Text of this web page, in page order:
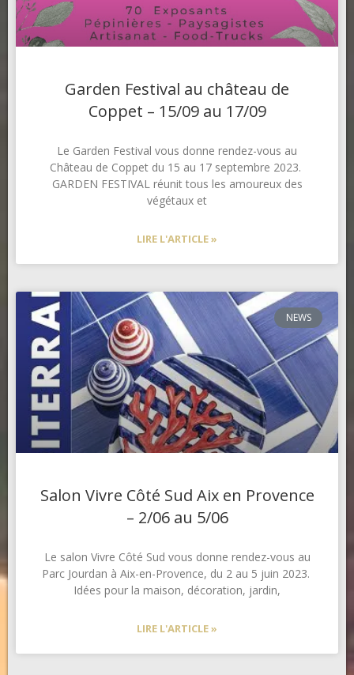
Garden Festival au château de
Coppet – 15/09 au 17/09
Le Garden Festival vous donne rendez-vous au
Château de Coppet du 15 au 17 septembre 2023.
GARDEN FESTIVAL réunit tous les amoureux des
végétaux et
LIRE L'ARTICLE »
NEWS
Salon Vivre Côté Sud Aix en Provence
– 2/06 au 5/06
Le salon Vivre Côté Sud vous donne rendez-vous au
Parc Jourdan à Aix-en-Provence, du 2 au 5 juin 2023.
Idées pour la maison, décoration, jardin,
LIRE L'ARTICLE »